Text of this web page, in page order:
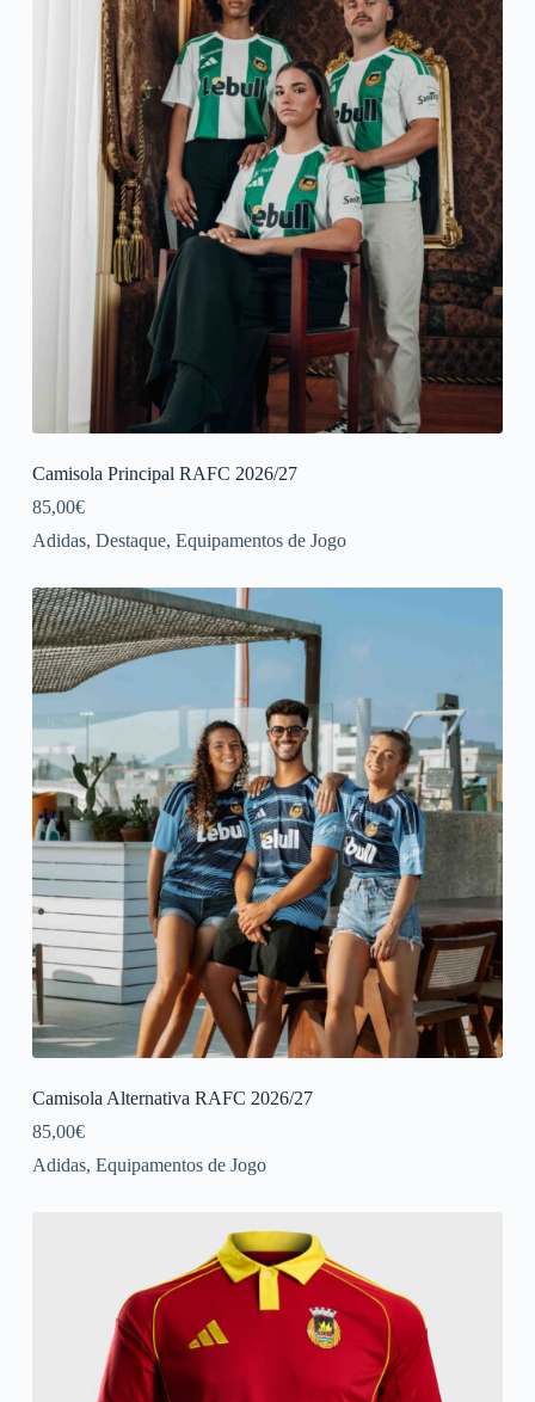
Camisola Principal RAFC 2026/27
85,00€
Adidas, Destaque, Equipamentos de Jogo
Camisola Alternativa RAFC 2026/27
85,00€
Adidas, Equipamentos de Jogo